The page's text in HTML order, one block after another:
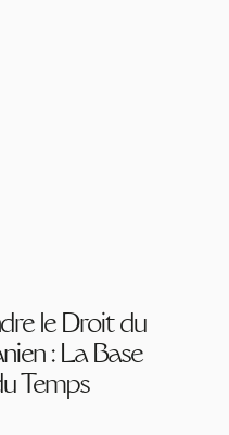
le Droit du
: La Base
Temps